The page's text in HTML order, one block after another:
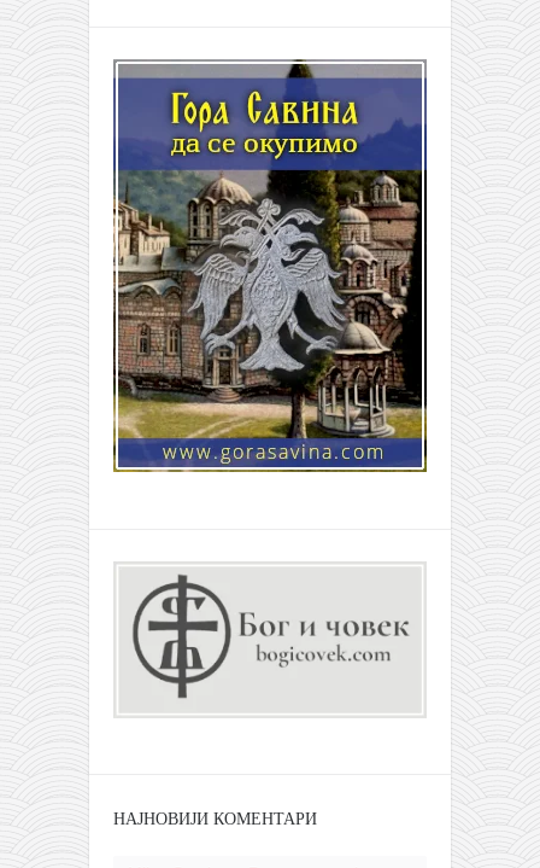
НАЈНОВИЈИ КОМЕНТАРИ